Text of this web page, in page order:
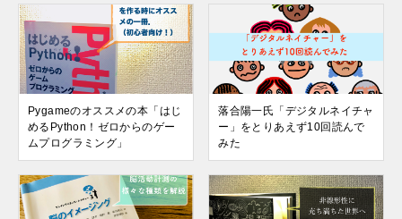
Pygameのオススメの本「はじ
めるPython！ゼロからのゲー
ムプログラミング」
落合陽一氏「デジタルネイチャ
ー」をとりあえず10回読んで
みた